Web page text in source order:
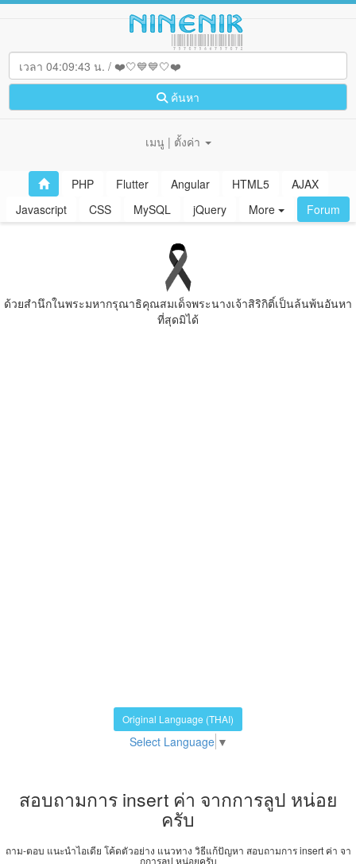
ค้นหา
เมนู | ตั้งค่า
PHP Flutter Angular HTML5
AJAX
Javascript
CSS MySQL jQuery More Forum
ด้วยสํานึกในพระมหากรุณาธิคุณสมเด็จพระนางเจ้าสิริกิติ์เป็นล้นพ้นอันหา
ที่สุดมิได้
Original Language (THAI)
Select Language ▼
สอบถามการ insert ค่า จากการลูป หน่อย
ครับ
ถาม-ตอบ แนะนำไอเดีย โค้ดตัวอย่าง แนวทาง วิธีแก้ปัญหา สอบถามการ insert ค่า จา
กการลูป หน่อยครับ